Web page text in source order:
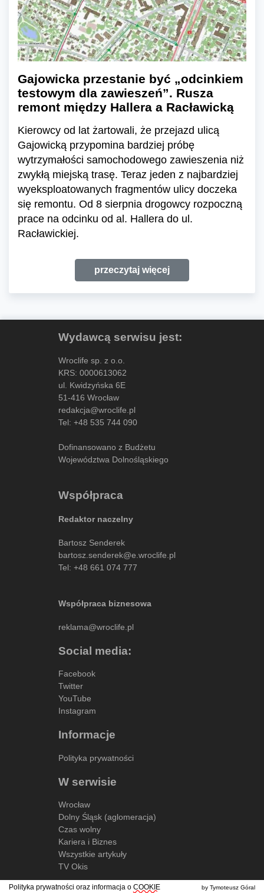
Gajowicka przestanie być „odcinkiem
testowym dla zawieszeń”. Rusza
remont między Hallera a Racławicką
Kierowcy od lat żartowali, że przejazd ulicą
Gajowicką przypomina bardziej próbę
wytrzymałości samochodowego zawieszenia niż
zwykłą miejską trasę. Teraz jeden z najbardziej
wyeksploatowanych fragmentów ulicy doczeka
się remontu. Od 8 sierpnia drogowcy rozpoczną
prace na odcinku od al. Hallera do ul.
Racławickiej.
przeczytaj więcej
Wydawcą serwisu jest:
Wroclife sp. z o.o.
KRS: 0000613062
ul. Kwidzyńska 6E
51-416 Wrocław
redakcja@wroclife.pl
Tel: +48 535 744 090
Dofinansowano z Budżetu
Województwa Dolnośląskiego
Współpraca
Redaktor naczelny
Bartosz Senderek
bartosz.senderek@e.wroclife.pl
Tel: +48 661 074 777
Współpraca biznesowa
reklama@wroclife.pl
Social media:
Facebook
Twitter
YouTube
Instagram
Informacje
Polityka prywatności
W serwisie
Wrocław
Dolny Śląsk (aglomeracja)
Czas wolny
Kariera i Biznes
Wszystkie artykuły
TV Okis
Polityka prywatności oraz informacja o COOKIE by Tymoteusz Góral